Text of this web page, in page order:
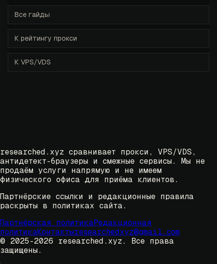
Все гайды
К рейтингу прокси
К VPS/VDS
researched.xyz сравнивает прокси, VPS/VDS,
антидетект-браузеры и смежные сервисы. Мы не
продаём услуги напрямую и не имеем
физического офиса для приёма клиентов.
Партнёрские ссылки и редакционные правила
раскрыты в политиках сайта.
Партнёрская политикаРедакционная
политикаКонтактыresearchedxyz@gmail.com
© 2025-2026 researched.xyz. Все права
защищены.